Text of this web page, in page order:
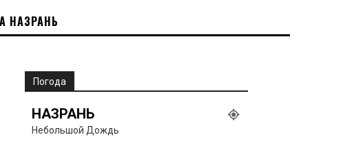
НАЗРАНЬ
Погода
НАЗРАНЬ
Небольшой Дождь